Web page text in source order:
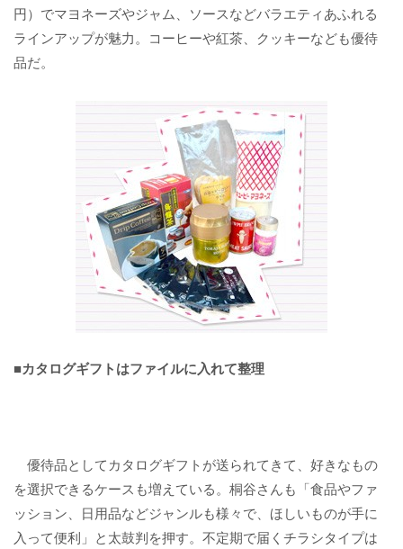
円）でマヨネーズやジャム、ソースなどバラエティあふれる
ラインアップが魅力。コーヒーや紅茶、クッキーなども優待
品だ。
■カタログギフトはファイルに入れて整理
優待品としてカタログギフトが送られてきて、好きなもの
を選択できるケースも増えている。桐谷さんも「食品やファ
ッション、日用品などジャンルも様々で、ほしいものが手に
入って便利」と太鼓判を押す。不定期で届くチラシタイプは